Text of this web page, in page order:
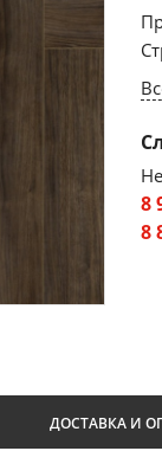
8
8
ДОСТАВКА И